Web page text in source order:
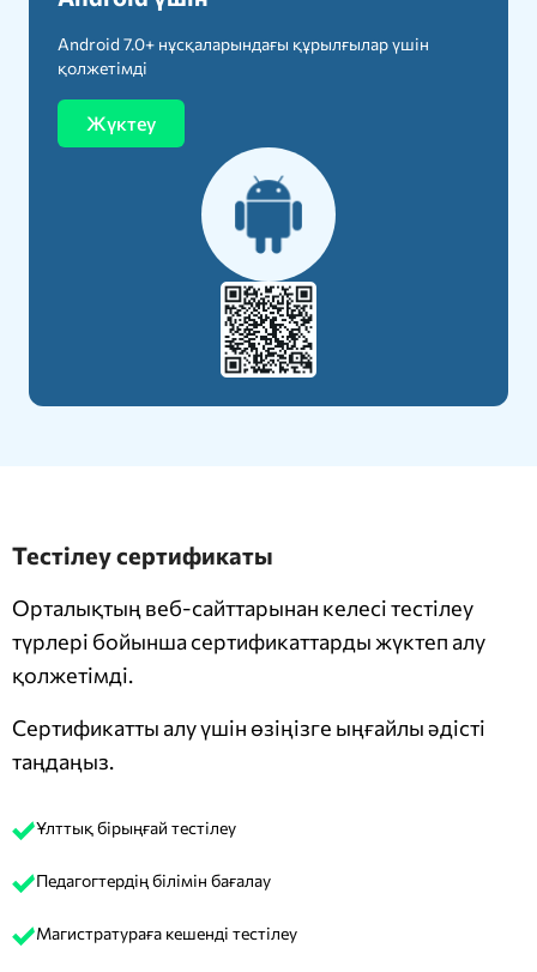
Android 7.0+ нұсқаларындағы құрылғылар үшін
қолжетімді
Жүктеу
Тестілеу сертификаты
Орталықтың веб-сайттарынан келесі тестілеу
түрлері бойынша сертификаттарды жүктеп алу
қолжетімді.
Сертификатты алу үшін өзіңізге ыңғайлы әдісті
таңдаңыз.
Ұлттық бірыңғай тестілеу
Педагогтердің білімін бағалау
Магистратураға кешенді тестілеу